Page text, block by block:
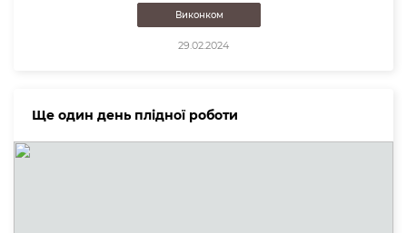
Виконком
29.02.2024
Ще один день плідної роботи